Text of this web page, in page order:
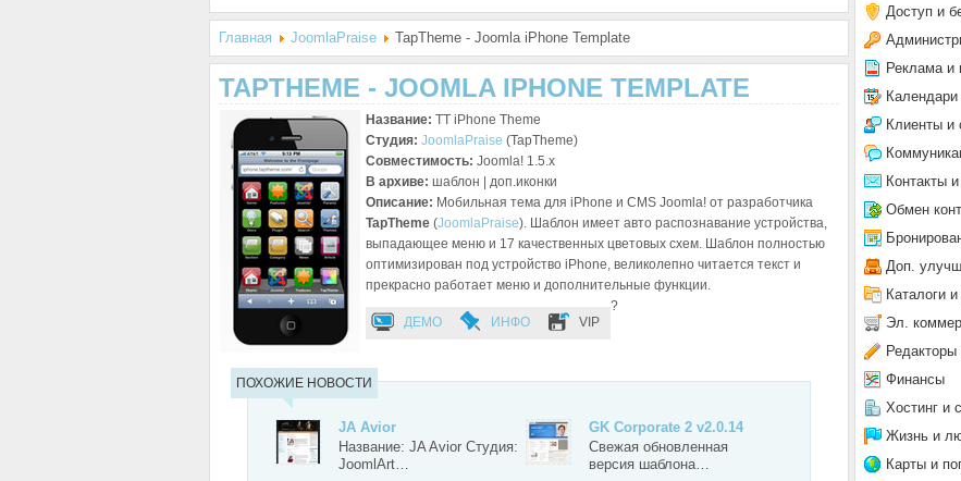
Главная JoomlaPraise TapTheme - Joomla iPhone Template
TAPTHEME - JOOMLA IPHONE TEMPLATE
Название: TT iPhone Theme
Студия: JoomlaPraise (TapTheme)
Совместимость: Joomla! 1.5.x
В архиве: шаблон | доп.иконки
Описание: Мобильная тема для iPhone и CMS Joomla! от разработчика
TapTheme (JoomlaPraise). Шаблон имеет авто распознавание устройства,
выпадающее меню и 17 качественных цветовых схем. Шаблон полностью
оптимизирован под устройство iPhone, великолепно читается текст и
прекрасно работает меню и дополнительные функции.
ДЕМО ИНФО VIP
?
ПОХОЖИЕ НОВОСТИ
JA Avior
Название: JA Avior Студия:
JoomlArt…
GK Corporate 2 v2.0.14
Свежая обновленная
версия шаблона…
Доступ и
Реклама и
Клиенты и
Контакты
Обмен
Доп.
Каталоги
Эл.
Редакторы
Финансы
Хостинг и
Жизнь и
Карты и